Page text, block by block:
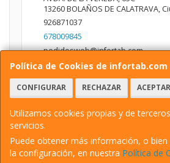
Política de Cookies de infortab.com
CONFIGURAR RECHAZAR
Utilizamos cookies propias y de
servicios.
Puede obtener más información, o
la configuración, en nuestra Política de
13260BOLAÑOS DE CALATRAVA,
926871037
678009845
pedidosweb@infortab.com
Horario
10:00 A 14:00 17:00 A 20:30
, , , , España. - C.I.F.: